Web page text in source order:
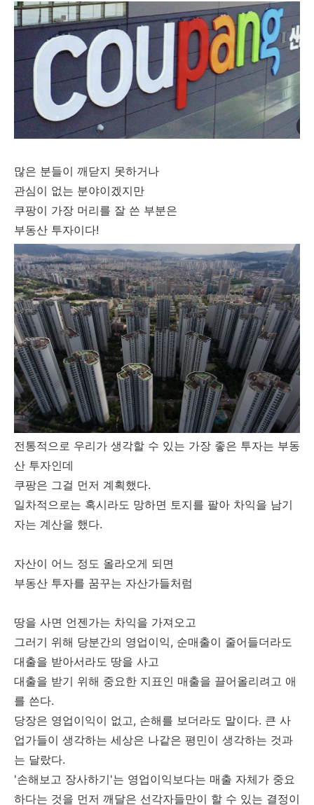
많은 분들이 깨닫지 못하거나
관심이 없는 분야이겠지만
쿠팡이 가장 머리를 잘 쓴 부분은
부동산 투자이다!
전통적으로 우리가 생각할 수 있는 가장 좋은 투자는 부동
산 투자인데
쿠팡은 그걸 먼저 계획했다.
일차적으로는 혹시라도 망하면 토지를 팔아 차익을 남기
자는 계산을 했다.
자산이 어느 정도 올라오게 되면
부동산 투자를 꿈꾸는 자산가들처럼
땅을 사면 언젠가는 차익을 가져오고
그러기 위해 당분간의 영업이익, 순매출이 줄어들더라도
대출을 받아서라도 땅을 사고
대출을 받기 위해 중요한 지표인 매출을 끌어올리려고 애
를 쓴다.
당장은 영업이익이 없고, 손해를 보더라도 말이다. 큰 사
업가들이 생각하는 세상은 나같은 평민이 생각하는 것과
는 달랐다.
'손해보고 장사하기'는 영업이익보다는 매출 자체가 중요
하다는 것을 먼저 깨달은 선각자들만이 할 수 있는 결정이